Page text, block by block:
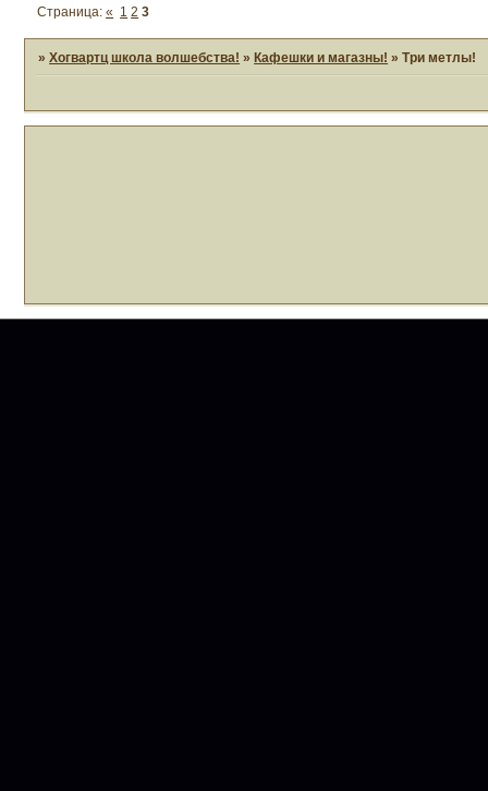
Страница:« 1 2 3
»Хогвартц школа волшебства! »Кафешки и магазны! »Три метлы!